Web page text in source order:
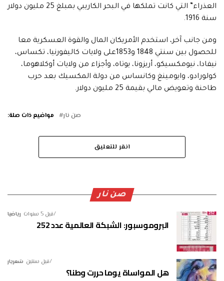
العذراء” التي كانت تملكها في البحر الكاريبي بمبلغ 25 مليون دولار
سنة 1916.
ومن جانب آخر، استخدم الأمريكان المال والقوة العسكرية معا
للحصول بين سنتي 1848 و1853على ولايات كاليفورنيا، تكساس،
نيفادا، نيومكسيكو، أريزونا، يوتاه، وأجزاء من ولايات أوكلاهوما،
كولورادو، وايومينغ وكانساس من دولة المكسيك بعد حرب
طاحنة وتعويض مالي بقيمة 25 مليون دولار.
مواضيع ذات صلة: صن نار
انقر للتعليق
صن نار
رياضيا قبل 5 سنوات
البروموسبور: الشبكة العالمية عدد 252
شعريار قبل سنتين
هل المواساة يوما حررت وطنا؟